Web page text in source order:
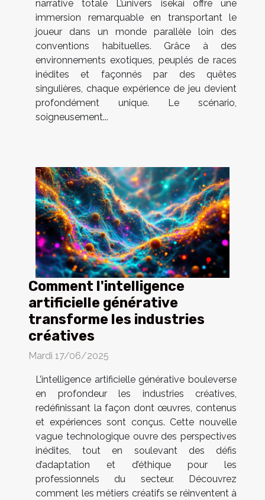
narrative totale L’univers isekai offre une
immersion remarquable en transportant le
joueur dans un monde parallèle loin des
conventions habituelles. Grâce à des
environnements exotiques, peuplés de races
inédites et façonnés par des quêtes
singulières, chaque expérience de jeu devient
profondément unique. Le scénario,
soigneusement...
Comment l'intelligence
artificielle générative
transforme les industries
créatives
Mardi 17/06/2025
L’intelligence artificielle générative bouleverse
en profondeur les industries créatives,
redéfinissant la façon dont œuvres, contenus
et expériences sont conçus. Cette nouvelle
vague technologique ouvre des perspectives
inédites, tout en soulevant des défis
d’adaptation et d’éthique pour les
professionnels du secteur. Découvrez
comment les métiers créatifs se réinventent à